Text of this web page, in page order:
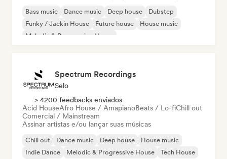
Bass music Dance music Deep house
Dubstep
Funky / Jackin House
Future house
House music
Melodic & Progressive House
Spectrum Recordings
Selo
> 4200 feedbacks enviados
Acid HouseAfro House / AmapianoBeats / Lo-fiChill out
Comercial / Mainstream
Assinar artistas e/ou lançar suas músicas
Chill out Dance music Deep house
House music
Indie Dance
Melodic & Progressive House
Tech House